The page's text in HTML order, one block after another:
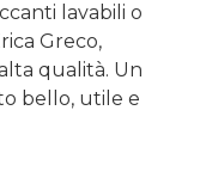
lavabili o
Greco,
qualità. Un
bello, utile e